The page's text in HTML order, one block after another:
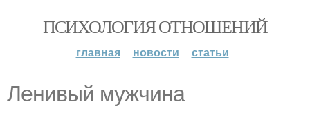
ПСИХОЛОГИЯ ОТНОШЕНИЙ
главная новости статьи
Ленивый мужчина